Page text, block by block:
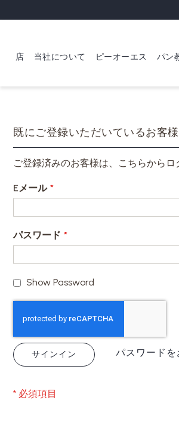
店 当社について ピーオーエス パン
既にご登録いただいているお客様
ご登録済みのお客様は、こちらからロ
Eメール
パスワード
Show Password
サインイン パスワードを